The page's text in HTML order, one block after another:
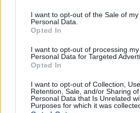
I want to opt-out of the Sale of my
Personal Data.
Opted In
I want to opt-out of processing my
Personal Data for Targeted
Opted In
I want to opt-out of Collection, Use,
Retention, Sale, and/or Sharing
Personal Data that Is Unrelated
Purposes for which it was